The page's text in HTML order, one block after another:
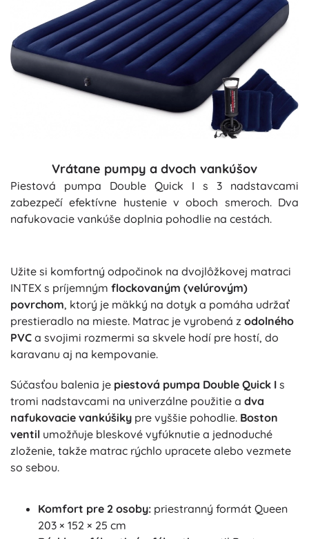
Vrátane pumpy a dvoch vankúšov
Piestová pumpa Double Quick I s 3 nadstavcami
zabezpečí efektívne hustenie v oboch smeroch. Dva
nafukovacie vankúše doplnia pohodlie na cestách.
Užite si komfortný odpočinok na dvojlôžkovej matraci
INTEX s príjemným flockovaným (velúrovým)
povrchom, ktorý je mäkký na dotyk a pomáha udržať
prestieradlo na mieste. Matrac je vyrobená z odolného
PVC a svojimi rozmermi sa skvele hodí pre hostí, do
karavanu aj na kempovanie.
Súčasťou balenia je piestová pumpa Double Quick I s
tromi nadstavcami na univerzálne použitie a dva
nafukovacie vankúšiky pre vyššie pohodlie. Boston
ventil umožňuje bleskové vyfúknutie a jednoduché
zloženie, takže matrac rýchlo upracete alebo vezmete
so sebou.
Komfort pre 2 osoby: priestranný formát Queen
203 × 152 × 25 cm